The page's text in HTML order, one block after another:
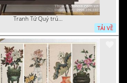
Tranh Tứ Quý trúc mai đào đẹp
TẢI VỀ